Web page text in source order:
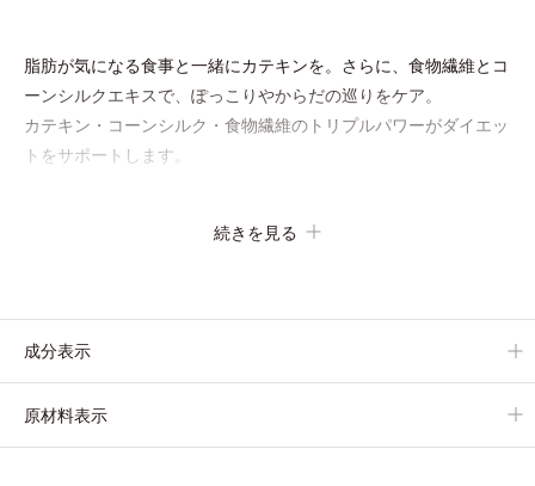
脂肪が気になる食事と一緒にカテキンを。さらに、食物繊維とコ
ーンシルクエキスで、ぽっこりやからだの巡りをケア。
カテキン・コーンシルク・食物繊維のトリプルパワーがダイエッ
トをサポートします。
続きを見る
成分表示
原材料表示